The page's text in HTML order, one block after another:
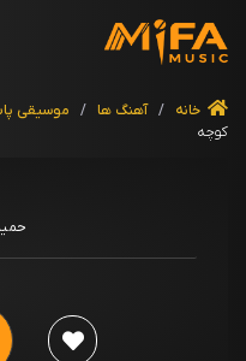
خانه / آهنگ ها / موسیقی
کوچه